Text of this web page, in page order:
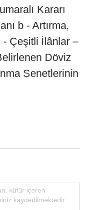
Kararı
b - Artırma,
- Çeşitli İlânlar –
Döviz
Senetlerinin